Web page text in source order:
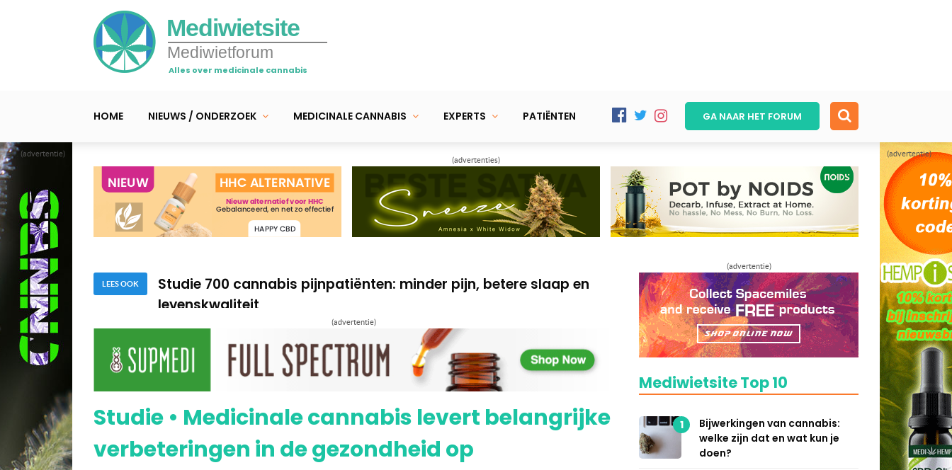
(advertentie) (advertentie)
Mediwietsite
Mediwietforum
Alles over medicinale cannabis
HOME NIEUWS / ONDERZOEK MEDICINALE CANNABIS EXPERTS PATIËNTEN GA NAAR HET FORUM
(advertenties)
LEES OOK
Cannabis veelbelovend alternatief medicijn bij clusterhoofdpijn
Studie: CBD vermindert stress en angst bij honden in de auto
levenskwaliteit
Cannabis veelbelovend alternatief medicijn bij clusterhoofdpijn
Studie: CBD vermindert stress en angst bij honden in de auto
(advertentie)
Studie • Medicinale cannabis levert belangrijke
verbeteringen in de gezondheid op
(advertentie)
Mediwietsite Top 10
1
Bijwerkingen van cannabis:
welke zijn dat en wat kun je
doen?